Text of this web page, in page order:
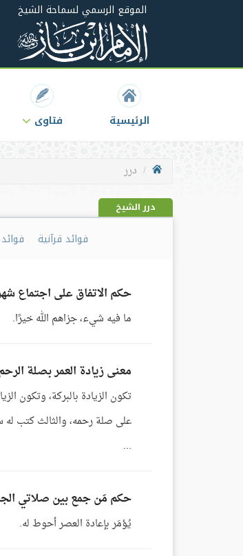
الموقع الرسمي لسماحة الشيخ
الرئيسية فتاوى
درر
درر الشيخ
فوائد قرآنية
حكم الاتفاق على اجتماع
ما فيه شيء، جزاهم الله خيرًا.
معنى زيادة العمر بصلة
تكون الزيادة بالبركة، وتكون
...
حكم مَن جمع بين صلاتي
يُؤمَر بإعادة العصر أحوط له.